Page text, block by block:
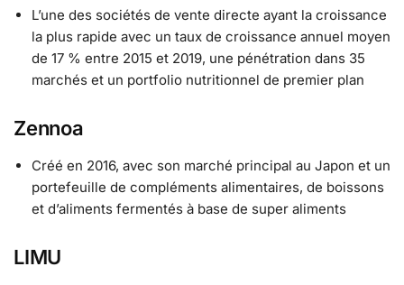
L’une des sociétés de vente directe ayant la croissance
la plus rapide avec un taux de croissance annuel moyen
de 17 % entre 2015 et 2019, une pénétration dans 35
marchés et un portfolio nutritionnel de premier plan
Zennoa
Créé en 2016, avec son marché principal au Japon et un
portefeuille de compléments alimentaires, de boissons
et d’aliments fermentés à base de super aliments
LIMU